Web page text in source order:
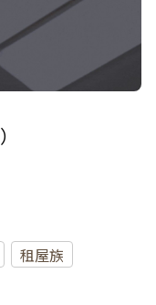
）
租屋族